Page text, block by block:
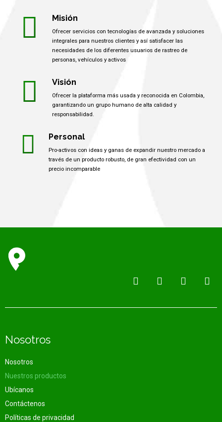
Misión
Ofrecer servicios con tecnologías de avanzada y soluciones
integrales para nuestros clientes y así satisfacer las
necesidades de los diferentes usuarios de rastreo de
personas, vehículos y activos
Visión
Ofrecer la plataforma más usada y reconocida en Colombia,
garantizando un grupo humano de alta calidad y
responsabilidad.
Personal
Pro-activos con ideas y ganas de expandir nuestro mercado a
través de un producto robusto, de gran efectividad con un
precio incomparable
Nosotros
Nosotros
Nuestros productos
Ubícanos
Contáctenos
Políticas de privacidad